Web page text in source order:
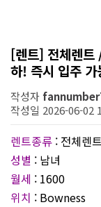
[렌트] 전체렌
하! 즉시 입주 가
작성자
작성일 2026-06-02
렌트종류 : 전체렌트
성별 : 남녀
월세 : 1600
위치 : Bowness